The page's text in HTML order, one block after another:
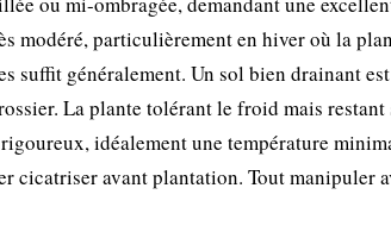
modéré, particulièrement en hiver où la
suffit généralement. Un sol bien drainant est
La plante tolérant le froid mais restant
idéalement une température
cicatriser avant plantation. Tout manipuler